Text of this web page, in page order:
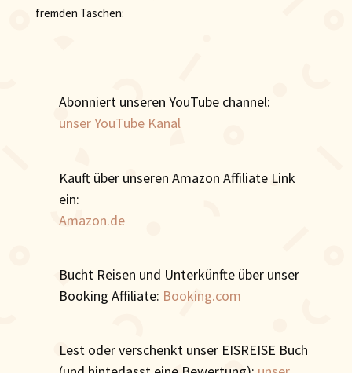
fremden Taschen:
Abonniert unseren YouTube channel:
unser YouTube Kanal
Kauft über unseren Amazon Affiliate Link
ein:
Amazon.de
Bucht Reisen und Unterkünfte über unser
Booking Affiliate: Booking.com
Lest oder verschenkt unser EISREISE Buch